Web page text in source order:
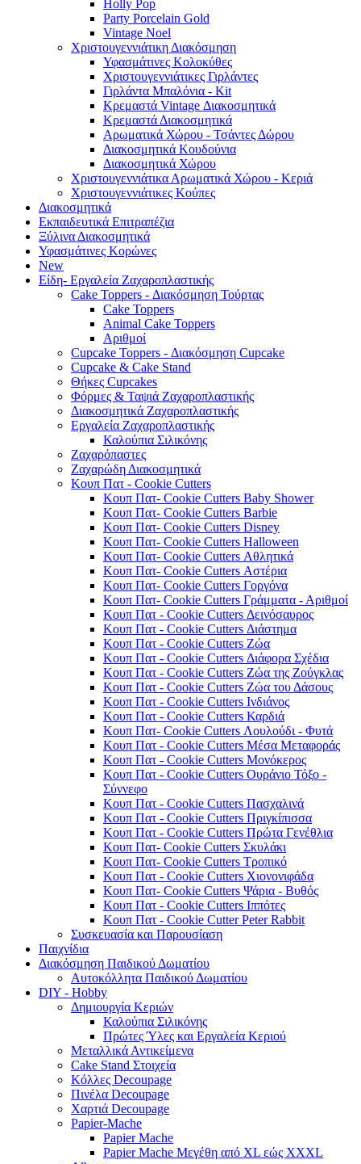
Holly Pop
Party Porcelain Gold
Vintage Noel
Χριστουγεννιάτικη Διακόσμηση
Υφασμάτινες Κολοκύθες
Χριστουγεννιάτικες Γιρλάντες
Γιρλάντα Μπαλόνια - Kit
Κρεμαστά Vintage Διακοσμητικά
Κρεμαστά Διακοσμητικά
Αρωματικά Χώρου - Τσάντες Δώρου
Διακοσμητικά Κουδούνια
Διακοσμητικά Χώρου
Χριστουγεννιάτικα Αρωματικά Χώρου - Κεριά
Χριστουγεννιάτικες Κούπες
Διακοσμητικά
Εκπαιδευτικά Επιτραπέζια
Ξύλινα Διακοσμητικά
Υφασμάτινες Κορώνες
New
Είδη- Εργαλεία Ζαχαροπλαστικής
Cake Toppers - Διακόσμηση Τούρτας
Cake Toppers
Animal Cake Toppers
Αριθμοί
Cupcake Toppers - Διακόσμηση Cupcake
Cupcake & Cake Stand
Θήκες Cupcakes
Φόρμες & Ταψιά Ζαχαροπλαστικής
Διακοσμητικά Ζαχαροπλαστικής
Εργαλεία Ζαχαροπλαστικής
Καλούπια Σιλικόνης
Ζαχαρόπαστες
Ζαχαρώδη Διακοσμητικά
Κουπ Πατ - Cookie Cutters
Κουπ Πατ- Cookie Cutters Baby Shower
Κουπ Πατ- Cookie Cutters Barbie
Κουπ Πατ- Cookie Cutters Disney
Κουπ Πατ- Cookie Cutters Halloween
Κουπ Πατ- Cookie Cutters Αθλητικά
Κουπ Πατ- Cookie Cutters Αστέρια
Κουπ Πατ- Cookie Cutters Γοργόνα
Κουπ Πατ- Cookie Cutters Γράμματα - Αριθμοί
Κουπ Πατ - Cookie Cutters Δεινόσαυρος
Κουπ Πατ - Cookie Cutters Διάστημα
Κουπ Πατ - Cookie Cutters Ζώα
Κουπ Πατ - Cookie Cutters Διάφορα Σχέδια
Κουπ Πατ - Cookie Cutters Ζώα της Ζούγκλας
Κουπ Πατ - Cookie Cutters Ζώα του Δάσους
Κουπ Πατ - Cookie Cutters Ινδιάνος
Κουπ Πατ - Cookie Cutters Καρδιά
Κουπ Πατ- Cookie Cutters Λουλούδι - Φυτά
Κουπ Πατ - Cookie Cutters Μέσα Μεταφοράς
Κουπ Πατ - Cookie Cutters Μονόκερος
Κουπ Πατ - Cookie Cutters Ουράνιο Τόξο -
Σύννεφο
Κουπ Πατ - Cookie Cutters Πασχαλινά
Κουπ Πατ - Cookie Cutters Πριγκίπισσα
Κουπ Πατ - Cookie Cutters Πρώτα Γενέθλια
Κουπ Πατ- Cookie Cutters Σκυλάκι
Κουπ Πατ- Cookie Cutters Τροπικό
Κουπ Πατ - Cookie Cutters Χιονονιφάδα
Κουπ Πατ- Cookie Cutters Ψάρια - Βυθός
Κουπ Πατ - Cookie Cutters Ιππότες
Κουπ Πατ - Cookie Cutter Peter Rabbit
Συσκευασία και Παρουσίαση
Παιχνίδια
Διακόσμηση Παιδικού Δωματίου
Αυτοκόλλητα Παιδικού Δωματίου
DIY - Hobby
Δημιουργία Κεριών
Καλούπια Σιλικόνης
Πρώτες Ύλες και Εργαλεία Κεριού
Μεταλλικά Αντικείμενα
Cake Stand Στοιχεία
Κόλλες Decoupage
Πινέλα Decoupage
Χαρτιά Decoupage
Papier-Mache
Papier Mache
Papier Mache Μεγέθη από XL εώς XXXL